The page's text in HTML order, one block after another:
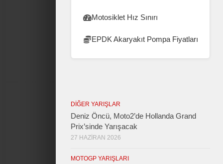
Motosiklet Hız Sınırı
EPDK Akaryakıt Pompa Fiyatları
DIĞER YARIŞLAR
Deniz Öncü, Moto2’de Hollanda Grand
Prix’sinde Yarışacak
27 HAZIRAN 2026
MOTOGP YARIŞLARI